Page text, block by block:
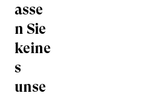
asse
n Sie
keine
s
unse